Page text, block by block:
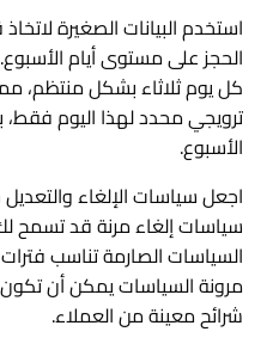
استخدم البيانات الصغيرة
الحجز على مستوى أيام
كل يوم ثلاثاء بشكل
ترويجي محدد لهذا اليوم
الأسبوع.
اجعل سياسات الإلغاء والتعديل
سياسات إلغاء مرنة قد تسمح
السياسات الصارمة تناسب
مرونة السياسات يمكن أن
شرائح معينة من العملاء.